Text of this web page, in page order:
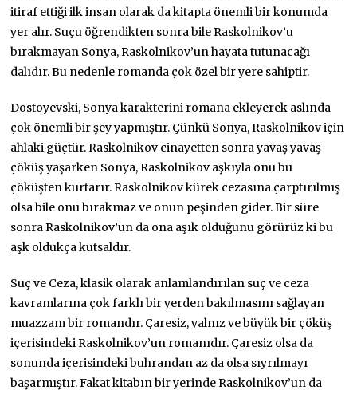
itiraf ettiği ilk insan olarak da kitapta önemli bir konumda
yer alır. Suçu öğrendikten sonra bile Raskolnikov’u
bırakmayan Sonya, Raskolnikov’un hayata tutunacağı
dalıdır. Bu nedenle romanda çok özel bir yere sahiptir.
Dostoyevski, Sonya karakterini romana ekleyerek aslında
çok önemli bir şey yapmıştır. Çünkü Sonya, Raskolnikov için
ahlaki güçtür. Raskolnikov cinayetten sonra yavaş yavaş
çöküş yaşarken Sonya, Raskolnikov aşkıyla onu bu
çöküşten kurtarır. Raskolnikov kürek cezasına çarptırılmış
olsa bile onu bırakmaz ve onun peşinden gider. Bir süre
sonra Raskolnikov’un da ona aşık olduğunu görürüz ki bu
aşk oldukça kutsaldır.
Suç ve Ceza, klasik olarak anlamlandırılan suç ve ceza
kavramlarına çok farklı bir yerden bakılmasını sağlayan
muazzam bir romandır. Çaresiz, yalnız ve büyük bir çöküş
içerisindeki Raskolnikov’un romanıdır. Çaresiz olsa da
sonunda içerisindeki buhrandan az da olsa sıyrılmayı
başarmıştır. Fakat kitabın bir yerinde Raskolnikov’un da